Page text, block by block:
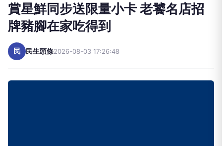
賞星鮮同步送限量小卡 老饕名店招
牌豬腳在家吃得到
民 民生頭條2026-08-03 17:26:48